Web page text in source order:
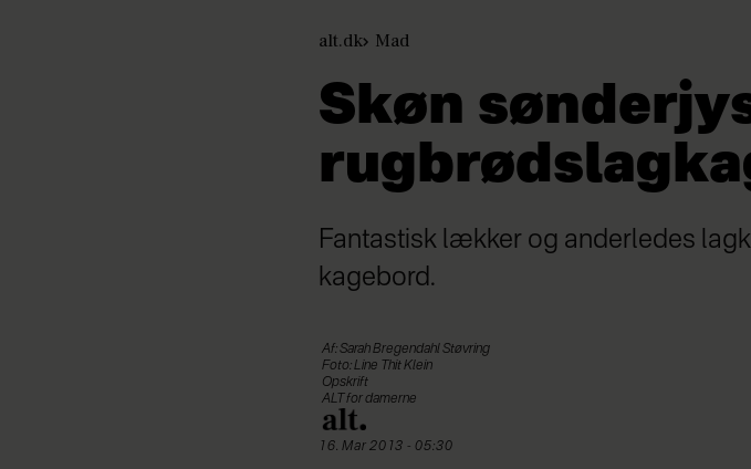
alt.dk Mad
Skøn
Fantastisk lækker og anderledes
kagebord.
Af: Sarah Bregendahl Støvring
Foto: Line Thit Klein
Opskrift
ALT for damerne
16. Mar 2013 - 05:30